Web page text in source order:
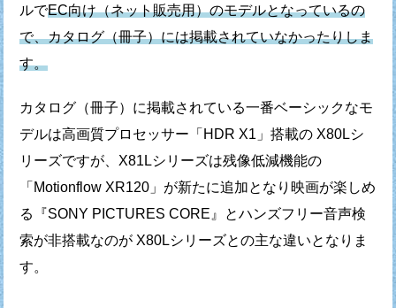
ルでEC向け（ネット販売用）のモデルとなっているの
で、カタログ（冊子）には掲載されていなかったりしま
す。
カタログ（冊子）に掲載されている一番ベーシックなモ
デルは高画質プロセッサー「HDR X1」搭載の X80Lシ
リーズですが、 X81Lシリーズは残像低減機能の
「Motionflow XR120」が新たに追加となり 映画が楽しめ
る『SONY PICTURES CORE』とハンズフリー音声検
索が非搭載なのが X80Lシリーズとの主な違いとなりま
す。